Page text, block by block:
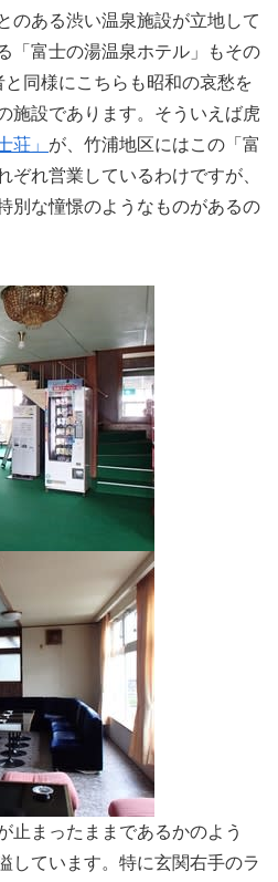
のある渋い温泉施設が立地して
「富士の湯温泉ホテル」もその
同様にこちらも昭和の哀愁を
施設であります。そういえば虎
荘」 が、竹浦地区にはこの「富
ぞれ営業しているわけですが、
別な憧憬のようなものがあるの
止まったままであるかのよう
しています。特に玄関右手のラ